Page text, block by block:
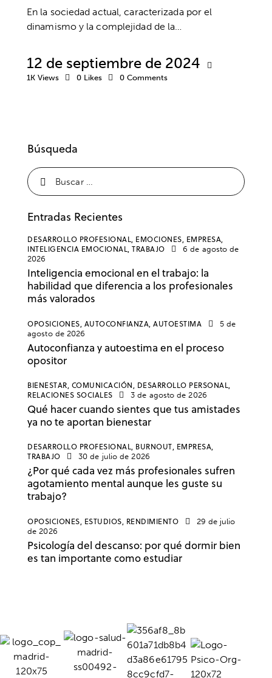
En la sociedad actual, caracterizada por el
dinamismo y la complejidad de la…
12 de septiembre de 2024
1K Views 0 Likes 0 Comments
Búsqueda
Entradas Recientes
DESARROLLO PROFESIONAL, EMOCIONES, EMPRESA,
INTELIGENCIA EMOCIONAL, TRABAJO
6 de agosto de
2026
Inteligencia emocional en el trabajo: la
habilidad que diferencia a los profesionales
más valorados
OPOSICIONES, AUTOCONFIANZA, AUTOESTIMA
5 de
agosto de 2026
Autoconfianza y autoestima en el proceso
opositor
BIENESTAR, COMUNICACIÓN, DESARROLLO PERSONAL,
RELACIONES SOCIALES
3 de agosto de 2026
Qué hacer cuando sientes que tus amistades
ya no te aportan bienestar
DESARROLLO PROFESIONAL, BURNOUT, EMPRESA,
TRABAJO
30 de julio de 2026
¿Por qué cada vez más profesionales sufren
agotamiento mental aunque les guste su
trabajo?
OPOSICIONES, ESTUDIOS, RENDIMIENTO
29 de julio
de 2026
Psicología del descanso: por qué dormir bien
es tan importante como estudiar